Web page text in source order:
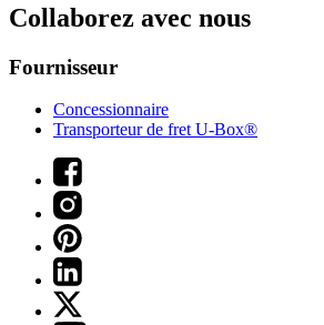
Collaborez avec nous
Fournisseur
Concessionnaire
Transporteur de fret U-Box®